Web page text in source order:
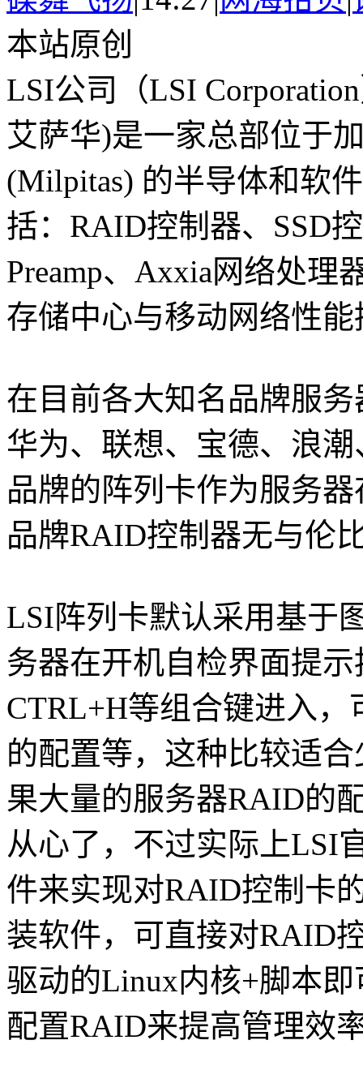
本站原创
LSI公司（LSI
艾萨华)是一家总部位于
(Milpitas) 的半导体和软
括：RAID控制器、SSD
Preamp、Axxia网络处理
存储中心与移动网络性
在目前各大知名品牌服
华为、联想、宝德、浪
品牌的阵列卡作为服务
品牌RAID控制器无与伦
LSI阵列卡默认采用基于
务器在开机自检界面提
CTRL+H等组合键进入
的配置等，这种比较适
果大量的服务器RAID的
从心了，不过实际上LSI
件来实现对RAID控制卡
装软件，可直接对RAID
驱动的Linux内核+脚本
配置RAID来提高管理效